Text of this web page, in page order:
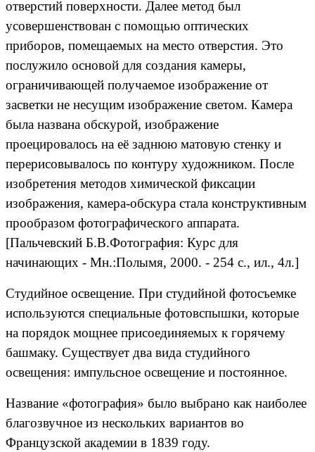
отверстий поверхности. Далее метод был
усовершенствован с помощью оптических
приборов, помещаемых на место отверстия. Это
послужило основой для создания камеры,
ограничивающей получаемое изображение от
засветки не несущим изображение светом. Камера
была названа обскурой, изображение
проецировалось на её заднюю матовую стенку и
перерисовывалось по контуру художником. После
изобретения методов химической фиксации
изображения, камера-обскура стала конструктивным
прообразом фотографического аппарата.
[Пальчевский Б.В.Фотография: Курс для
начинающих - Мн.:Полымя, 2000. - 254 с., ил., 4л.]
Студийное освещение. При студийной фотосъемке
используются специальные фотовспышки, которые
на порядок мощнее присоединяемых к горячему
башмаку. Существует два вида студийного
освещения: импульсное освещение и постоянное.
Название «фотография» было выбрано как наиболее
благозвучное из нескольких вариантов во
Французской академии в 1839 году.